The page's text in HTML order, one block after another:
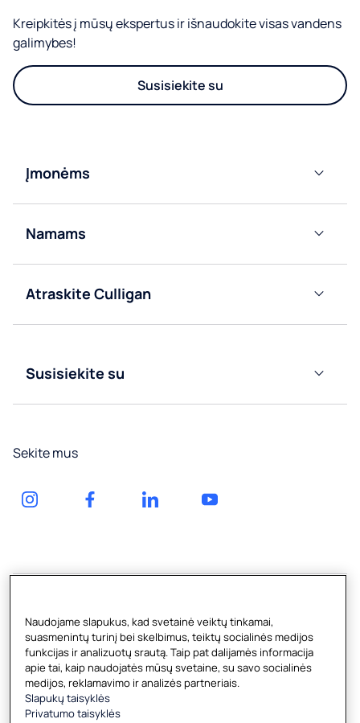
Kreipkitės į mūsų ekspertus ir išnaudokite visas vandens
galimybes!
Susisiekite su
Įmonėms
Vandens
tinklo
vandens
dalytuvai
tiekimas
aparatai
Namams
Butelių
dalytuvai
Prie
prijungiami
vandens
aparatai
pompos
tiekimas
buteliuose
Atraskite Culligan
Apie
Susisiekite su
Paslauga
pasiūlymą
Kliento
erdvė
Sekite mus
Copyright © 2026 Culligan Lithuania UAB
Naudojame slapukus, kad svetainė veiktų tinkamai,
suasmenintų turinį bei skelbimus, teiktų socialinės medijos
funkcijas ir analizuotų srautą. Taip pat dalijamės informacija
apie tai, kaip naudojatės mūsų svetaine, su savo socialinės
medijos, reklamavimo ir analizės partneriais.
Slapukų taisyklės
Privatumo taisyklės